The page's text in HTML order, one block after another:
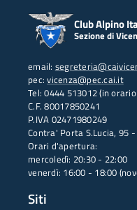
Club Alpino
Sezione di
email:
pec:vicenza@pec.cai.it
Tel: 0444 513012 (in
C.F. 80017850241
P.IVA 02471980249
Contra' Porta S.Lucia, 95
Orari d'apertura:
mercoledì: 20:30 - 22:00
venerdì: 16:00 - 18:00
Siti